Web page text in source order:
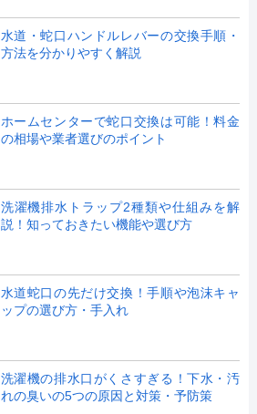
水道・蛇口ハンドルレバーの交換手順・
方法を分かりやすく解説
ホームセンターで蛇口交換は可能！料金
の相場や業者選びのポイント
洗濯機排水トラップ2種類や仕組みを解
説！知っておきたい機能や選び方
水道蛇口の先だけ交換！手順や泡沫キャ
ップの選び方・手入れ
洗濯機の排水口がくさすぎる！下水・汚
れの臭いの5つの原因と対策・予防策